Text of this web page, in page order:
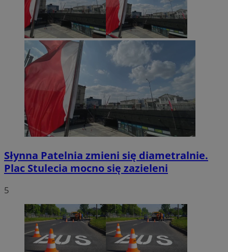
Słynna Patelnia zmieni się diametralnie.
Plac Stulecia mocno się zazieleni
5